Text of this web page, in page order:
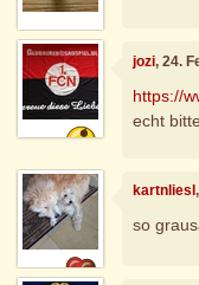
jozi, 24.
https://
echt
kartnliesl
so